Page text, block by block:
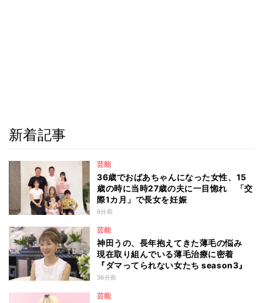
新着記事
芸能
36歳でおばあちゃんになった女性、15
歳の時に当時27歳の夫に一目惚れ 「交
際1カ月」で長女を妊娠
6分前
芸能
神田うの、長年抱えてきた薄毛の悩み
現在取り組んでいる薄毛治療に密着
『ダマってられない女たち season3』
36分前
芸能